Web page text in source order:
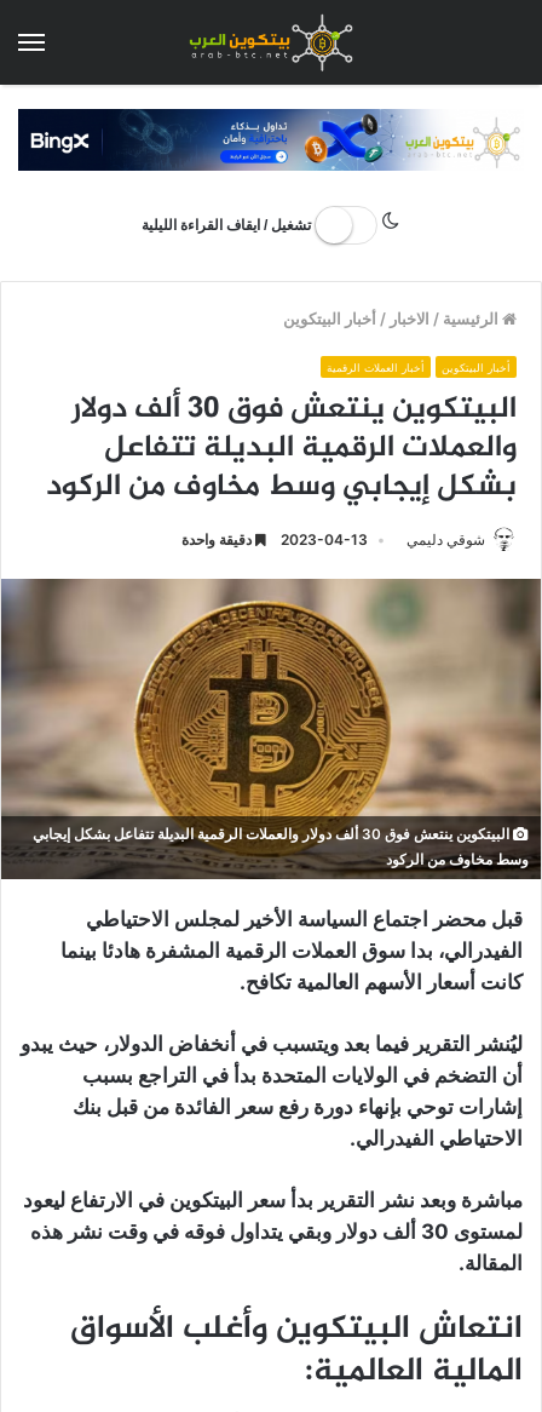
تشغيل / ايقاف القراءة الليلية
الرئيسية / الاخبار /أخبار البيتكوين
أخبار البيتكوين أخبار العملات الرقمية
البيتكوين ينتعش فوق 30 ألف دولار
والعملات الرقمية البديلة تتفاعل
بشكل إيجابي وسط مخاوف من الركود
شوقي دليمي 2023-04-13 دقيقة واحدة
البيتكوين ينتعش فوق 30 ألف دولار والعملات الرقمية البديلة تتفاعل بشكل إيجابي
وسط مخاوف من الركود
قبل محضر اجتماع السياسة الأخير لمجلس الاحتياطي
الفيدرالي، بدا سوق العملات الرقمية المشفرة هادئا بينما
كانت أسعار الأسهم العالمية تكافح.
ليُنشر التقرير فيما بعد ويتسبب في أنخفاض الدولار، حيث يبدو
أن التضخم في الولايات المتحدة بدأ في التراجع بسبب
إشارات توحي بإنهاء دورة رفع سعر الفائدة من قبل بنك
الاحتياطي الفيدرالي.
مباشرة وبعد نشر التقرير بدأ سعر البيتكوين في الارتفاع ليعود
لمستوى 30 ألف دولار وبقي يتداول فوقه في وقت نشر هذه
المقالة.
انتعاش البيتكوين وأغلب الأسواق
المالية العالمية: